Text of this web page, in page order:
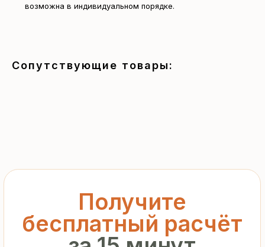
возможна в индивидуальном порядке.
Сопутствующие товары:
Получите
обработки персональных данных » и даю согласие
на обработку моих персональных данных в порядке
и на условиях, указанных в
Политике
Запросить рассчёт